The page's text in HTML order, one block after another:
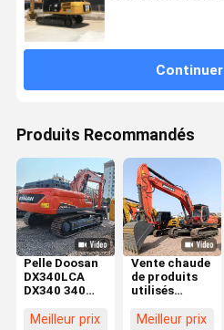
Continuer
Produits Recommandés
Pelle Doosan
DX340LCA
DX340 340
Corée / Pelle
Meilleur prix
Vente chaude
de produits
utilisés
DX340LC
Meilleur prix